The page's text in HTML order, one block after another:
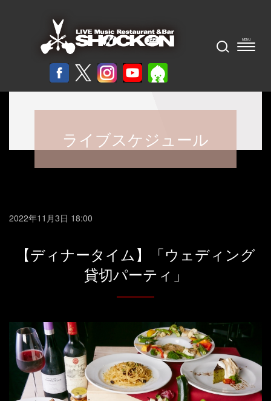
ライブスケジュール
2022年11月3日 18:00
【ディナータイム】「ウェディング
貸切パーティ」